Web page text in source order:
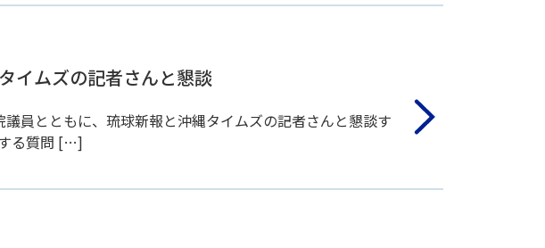
イムズの記者さんと懇談
員とともに、琉球新報と沖縄タイムズの記者さんと懇談す
る質問 […]